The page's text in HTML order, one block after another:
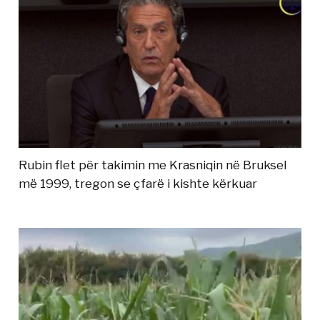
Rubin flet për takimin me Krasniqin në Bruksel
më 1999, tregon se çfarë i kishte kërkuar